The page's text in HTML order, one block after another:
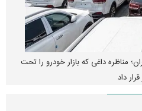
مناظره داغی که بازار خودرو را تحت
داد